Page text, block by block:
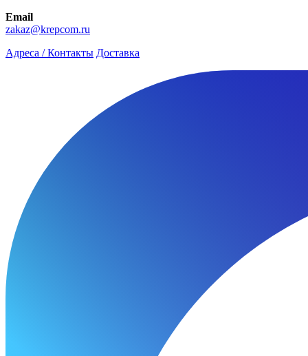
Email
zakaz@krepcom.ru
Адреса / Контакты Доставка